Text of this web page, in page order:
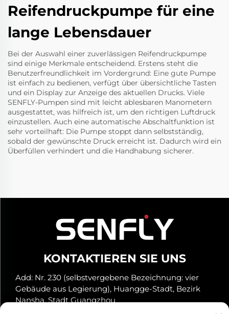
Reifendruckpumpe für eine
lange Lebensdauer
Bei der Auswahl einer zuverlässigen Reifendruckpumpe
sind einige Merkmale entscheidend. Erstens steht die
Benutzerfreundlichkeit im Vordergrund: Eine gute Pumpe
ist einfach zu bedienen, verfügt über übersichtliche Tasten
und ein Display zur Anzeige des aktuellen Drucks. Viele
SENFLY-Pumpen sind mit leicht ablesbaren Manometern
ausgestattet, was hilfreich ist, um den richtigen Luftdruck
einzustellen. Auch eine automatische Abschaltfunktion ist
sehr vorteilhaft: Die Pumpe stoppt dann selbstständig,
sobald der gewünschte Druck erreicht ist. Dadurch wird ein
Überfüllen verhindert und die Handhabung sicherer.
KONTAKTIEREN SIE UNS
Add: Nr. 230 (selbstvergebene Bezeichnung: vier
Gebäude aus Legierung), Huangge-Stadt, Bezirk
Nansha, Stadt Guangzhou